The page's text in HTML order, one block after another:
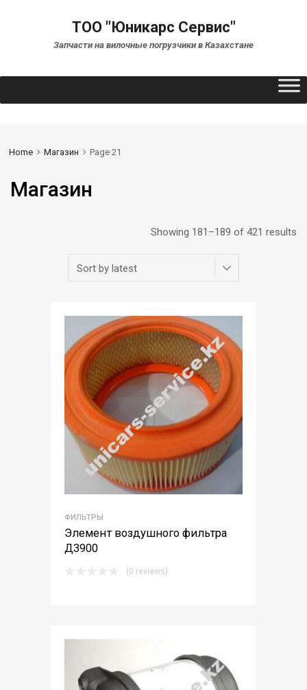
ТОО "Юникарс Сервис"
Запчасти на вилочные погрузчики в Казахстане
Home Магазин Page 21
Магазин
Showing 181–189 of 421 results
ФИЛЬТРЫ
Элемент воздушного фильтра
Д3900
(0 reviews)